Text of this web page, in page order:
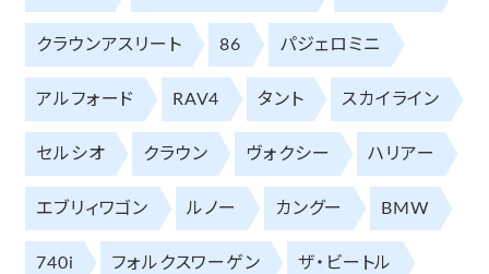
クラウンアスリート 86 パジェロミニ
アルフォード RAV4 タント スカイライン
セルシオ クラウン ヴォクシー ハリアー
エブリィワゴン ルノー カングー BMW
740i フォルクスワーゲン ザ・ビートル